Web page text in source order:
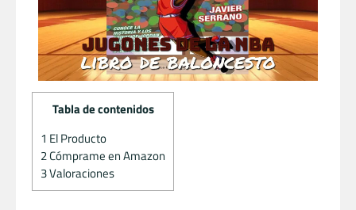
Tabla de contenidos
1 El Producto
2Cómprame en Amazon
3Valoraciones